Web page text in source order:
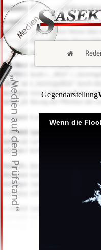
Gegendarstellung
Wenn die